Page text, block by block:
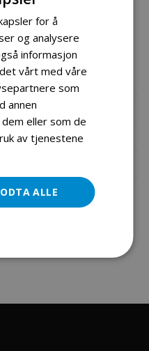
produktdatablad med på
beskrivelse klar ved
m vaier atv50cc
i dag fra Engros Service. Vi
sport og fritids segmentet.
for å
og analysere
informasjon
vårt med våre
som
annen
eller som de
av tjenestene
ALLE